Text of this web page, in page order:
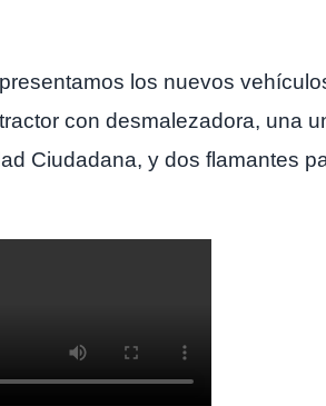
los nuevos
con desmalezadora, una
Ciudadana, y dos flamantes